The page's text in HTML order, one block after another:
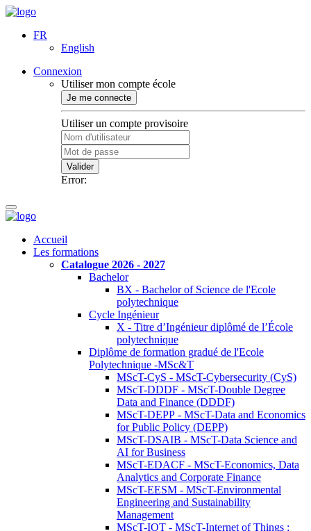
FR
English
Connexion
Utiliser mon compte école
Je me connecte
Utiliser un compte provisoire
Valider
Error:
Accueil
Les formations
Catalogue 2026 - 2027
Bachelor
BX - Bachelor of Science de l'Ecole
polytechnique
Cycle Ingénieur
X - Titre d’Ingénieur diplômé de l’École
polytechnique
Diplôme de formation gradué de l'Ecole
Polytechnique -MSc&T
MScT-CyS - MScT-Cybersecurity (CyS)
MScT-DDDF - MScT-Double Degree
Data and Finance (DDDF)
MScT-DEPP - MScT-Data and Economics
for Public Policy (DEPP)
MScT-DSAIB - MScT-Data Science and
AI for Business
MScT-EDACF - MScT-Economics, Data
Analytics and Corporate Finance
MScT-EESM - MScT-Environmental
Engineering and Sustainability
Management
MScT-IOT - MScT-Internet of Things :